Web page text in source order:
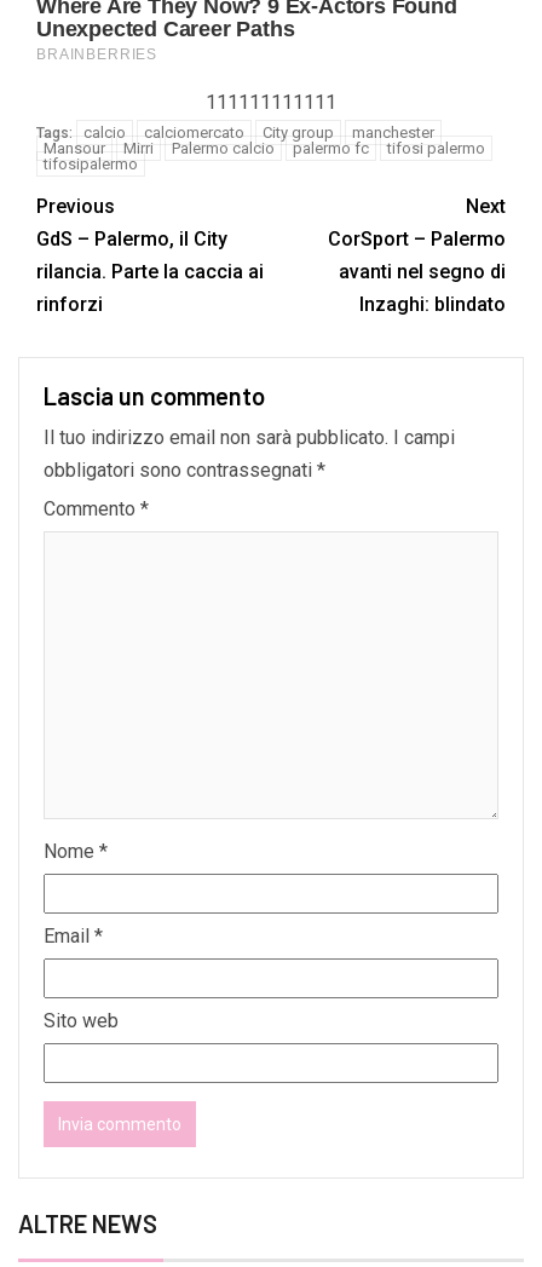
111111111111
Tags: calcio calciomercato City group
manchester
Mansour
Mirri Palermo calcio palermo fc
tifosi palermo
tifosipalermo
Previous
GdS – Palermo, il City
rilancia. Parte la caccia ai
rinforzi
Next
CorSport – Palermo
avanti nel segno di
Inzaghi: blindato
Lascia un commento
Il tuo indirizzo email non sarà pubblicato.
I campi
obbligatori sono contrassegnati *
Commento *
Nome *
Email *
Sito web
ALTRE NEWS